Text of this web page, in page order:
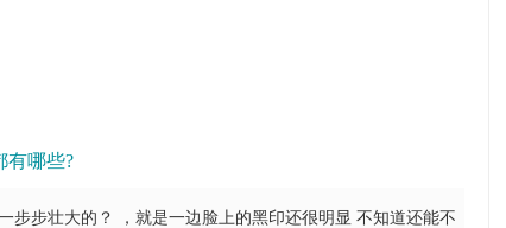
有哪些?
步步壮大的？
，就是一边脸上的黑印还很明显 不知道还能不